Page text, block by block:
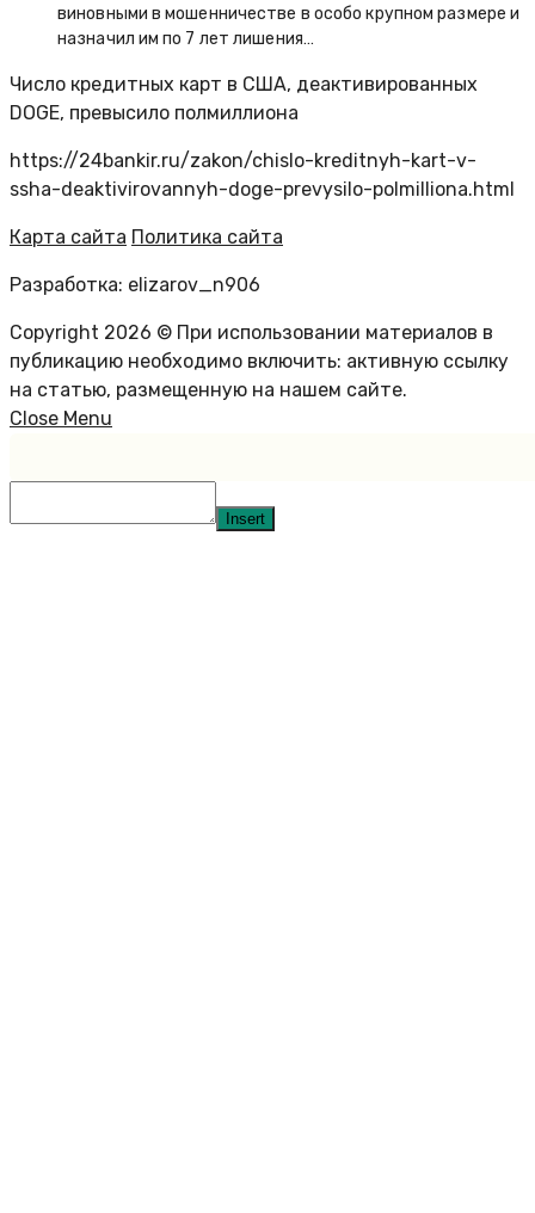
виновными в мошенничестве в особо крупном размере и
назначил им по 7 лет лишения…
Число кредитных карт в США, деактивированных
DOGE, превысило полмиллиона
https://24bankir.ru/zakon/chislo-kreditnyh-kart-v-
ssha-deaktivirovannyh-doge-prevysilo-polmilliona.html
Карта сайта Политика сайта
Разработка: elizarov_n906
Copyright 2026 © При использовании материалов в
публикацию необходимо включить: активную ссылку
на статью, размещенную на нашем сайте.
Close Menu
Insert